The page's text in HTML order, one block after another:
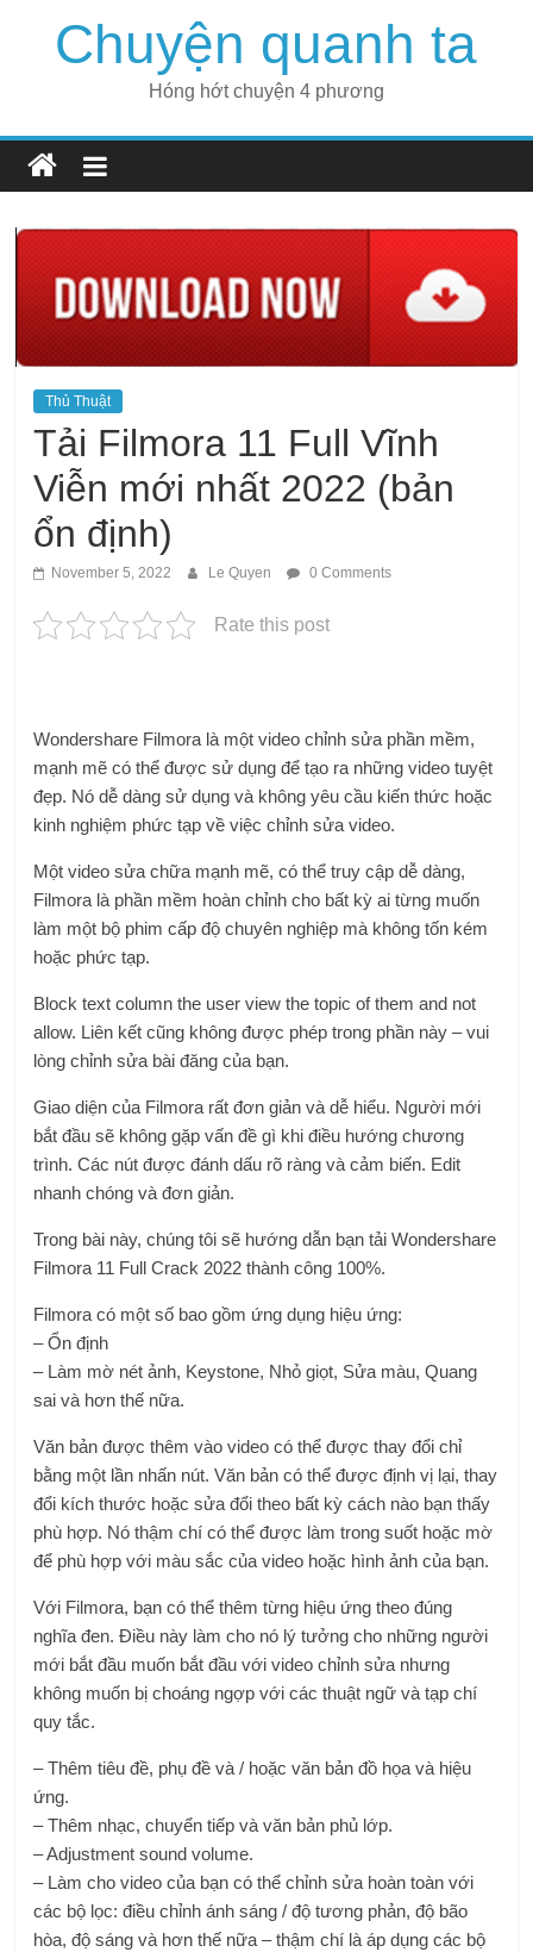
Chuyện quanh ta
Hóng hớt chuyện 4 phương
Thủ Thuật
Tải Filmora 11 Full Vĩnh
Viễn mới nhất 2022 (bản
ổn định)
November 5, 2022 Le Quyen 0 Comments
Rate this post
Wondershare Filmora là một video chỉnh sửa phần mềm,
mạnh mẽ có thể được sử dụng để tạo ra những video tuyệt
đẹp. Nó dễ dàng sử dụng và không yêu cầu kiến ​​thức hoặc
kinh nghiệm phức tạp về việc chỉnh sửa video.
Một video sửa chữa mạnh mẽ, có thể truy cập dễ dàng,
Filmora là phần mềm hoàn chỉnh cho bất kỳ ai từng muốn
làm một bộ phim cấp độ chuyên nghiệp mà không tốn kém
hoặc phức tạp.
Block text column the user view the topic of them and not
allow. Liên kết cũng không được phép trong phần này – vui
lòng chỉnh sửa bài đăng của bạn.
Giao diện của Filmora rất đơn giản và dễ hiểu. Người mới
bắt đầu sẽ không gặp vấn đề gì khi điều hướng chương
trình. Các nút được đánh dấu rõ ràng và cảm biến. Edit
nhanh chóng và đơn giản.
Trong bài này, chúng tôi sẽ hướng dẫn bạn tải Wondershare
Filmora 11 Full Crack 2022 thành công 100%.
Filmora có một số bao gồm ứng dụng hiệu ứng:
– Ổn định
– Làm mờ nét ảnh, Keystone, Nhỏ giọt, Sửa màu, Quang
sai và hơn thế nữa.
Văn bản được thêm vào video có thể được thay đổi chỉ
bằng một lần nhấn nút. Văn bản có thể được định vị lại, thay
đổi kích thước hoặc sửa đổi theo bất kỳ cách nào bạn thấy
phù hợp. Nó thậm chí có thể được làm trong suốt hoặc mờ
để phù hợp với màu sắc của video hoặc hình ảnh của bạn.
Với Filmora, bạn có thể thêm từng hiệu ứng theo đúng
nghĩa đen. Điều này làm cho nó lý tưởng cho những người
mới bắt đầu muốn bắt đầu với video chỉnh sửa nhưng
không muốn bị choáng ngợp với các thuật ngữ và tạp chí
quy tắc.
– Thêm tiêu đề, phụ đề và / hoặc văn bản đồ họa và hiệu
ứng.
– Thêm nhạc, chuyển tiếp và văn bản phủ lớp.
– Adjustment sound volume.
– Làm cho video của bạn có thể chỉnh sửa hoàn toàn với
các bộ lọc: điều chỉnh ánh sáng / độ tương phản, độ bão
hòa, độ sáng và hơn thế nữa – thậm chí là áp dụng các bộ